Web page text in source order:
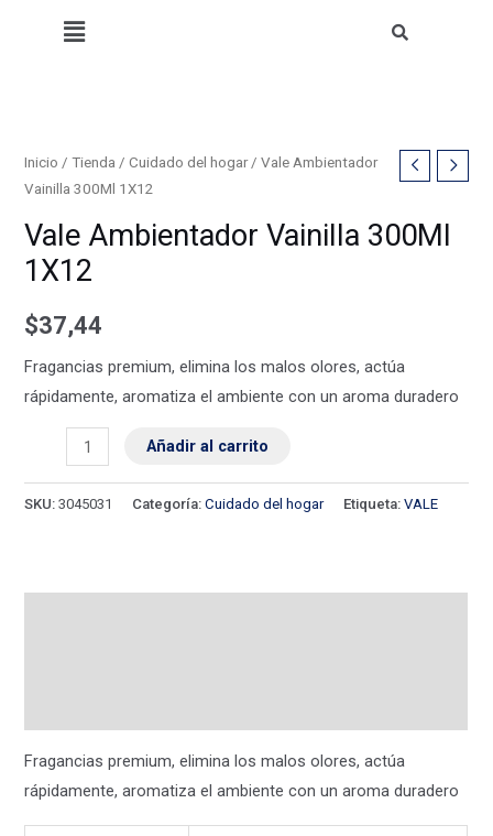
Menú
Inicio /Tienda /Cuidado del hogar/ Vale Ambientador
Vainilla 300Ml 1X12
Vale Ambientador Vainilla 300Ml
1X12
$37,44
Fragancias premium, elimina los malos olores, actúa
rápidamente, aromatiza el ambiente con un aroma duradero
Vale
Ambientador
Vainilla
1X12
cantidad
Añadir al carrito
SKU:3045031 Categoría:Cuidado del hogar Etiqueta:VALE
Fragancias premium, elimina los malos olores, actúa
rápidamente, aromatiza el ambiente con un aroma duradero